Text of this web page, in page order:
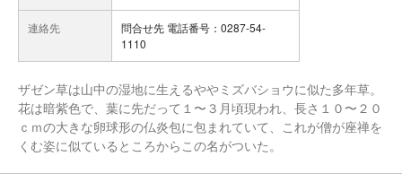
連絡先
問合せ先 電話番号：0287-54-
1110
ザゼン草は山中の湿地に生えるややミズバショウに似た多年草。
花は暗紫色で、葉に先だって１〜３月頃現われ、長さ１０〜２０
ｃｍの大きな卵球形の仏炎包に包まれていて、これが僧が座禅を
くむ姿に似ているところからこの名がついた。